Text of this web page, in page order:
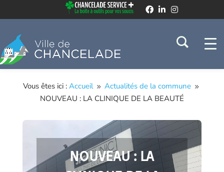
Vous êtes ici :Accueil 9 Actualités de la commune 9
NOUVEAU : LA CLINIQUE DE LA BEAUTÉ
NOUVEAU : LA